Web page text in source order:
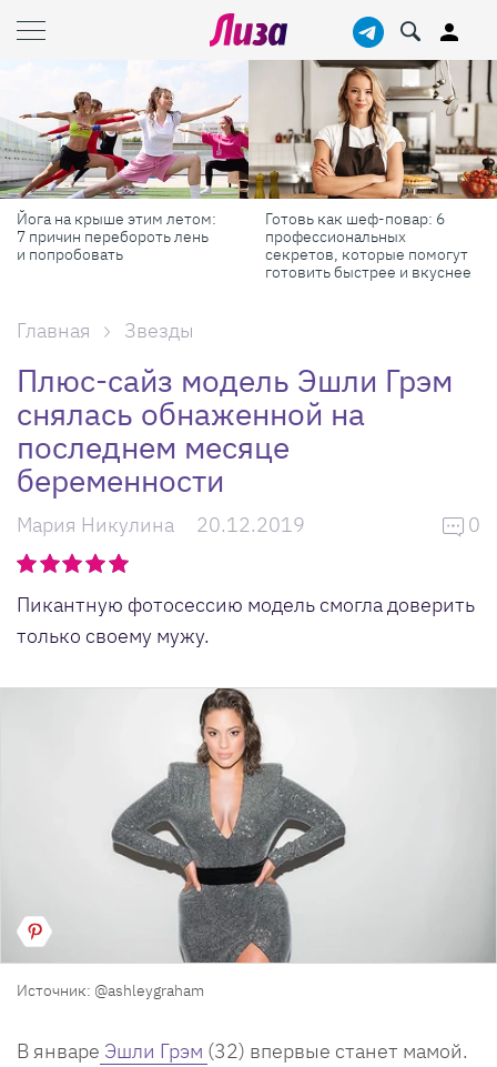
Йога на крыше этим летом:
7 причин перебороть лень
и попробовать
Готовь как шеф-повар: 6
профессиональных
секретов, которые помогут
готовить быстрее и вкуснее
Главная Звезды
Плюс-сайз модель Эшли Грэм
снялась обнаженной на
последнем месяце
беременности
Мария Никулина 20.12.2019 0
Пикантную фотосессию модель смогла доверить
только своему мужу.
Источник: @ashleygraham
В январе Эшли Грэм (32) впервые станет мамой.